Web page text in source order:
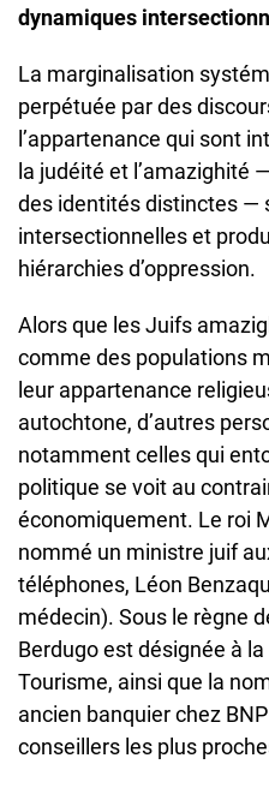
dynamiques
La marginalisation
perpétuée par des
l’appartenance qui sont
la judéité et l’amazighité
des identités distinctes —
intersectionnelles et
hiérarchies d’oppression.
Alors que les Juifs
comme des populations
leur appartenance
autochtone, d’autres
notamment celles qui
politique se voit au
économiquement. Le roi
nommé un ministre juif
téléphones, Léon
médecin). Sous le règne
Berdugo est désignée à
Tourisme, ainsi que la
ancien banquier chez
conseillers les plus